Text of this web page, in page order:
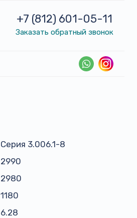
+7 (812) 601-05-11
Заказать обратный звонок
Серия 3.006.1-8
2990
2980
1180
6.28